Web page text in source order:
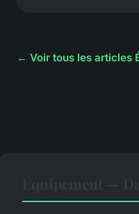
← Voir tous les articles